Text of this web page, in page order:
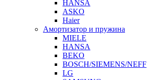
HANSA
ASKO
Haier
Амортизатор и пружина
MIELE
HANSA
BEKO
BOSCH/SIEMENS/NEFF
LG